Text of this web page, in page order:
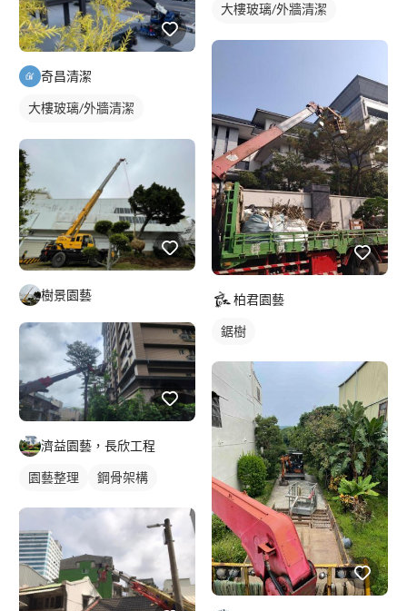
奇昌清潔
大樓玻璃/外牆清潔
樹景園藝
濟益園藝，長欣工程
園藝整理 鋼骨架構
大樓玻璃/外牆清潔
柏君園藝
鋸樹